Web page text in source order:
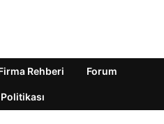
Rehberi Forum